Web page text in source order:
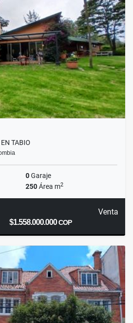
TABIO
0Garaje
250Área m2
Venta
$1.558.000.000COP